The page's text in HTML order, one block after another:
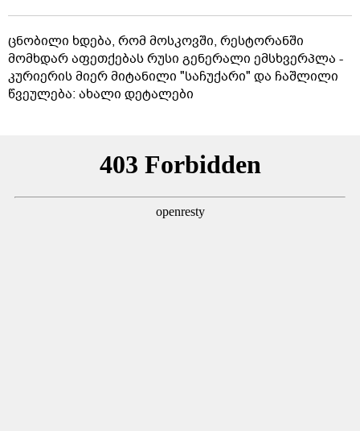
ცნობილი ხდება, რომ მოსკოვში, რესტორანში
მომხდარ აფეთქებას რუსი გენერალი ემსხვერპლა -
კურიერის მიერ მიტანილი "საჩუქარი" და ჩაშლილი
წვეულება: ახალი დეტალები